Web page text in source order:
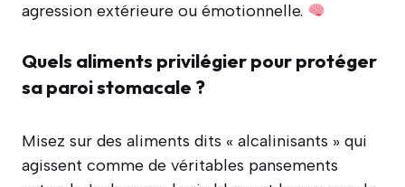
agression extérieure ou émotionnelle.
Quels aliments privilégier pour protéger
sa paroi stomacale ?
Misez sur des aliments dits « alcalinisants » qui
agissent comme de véritables pansements